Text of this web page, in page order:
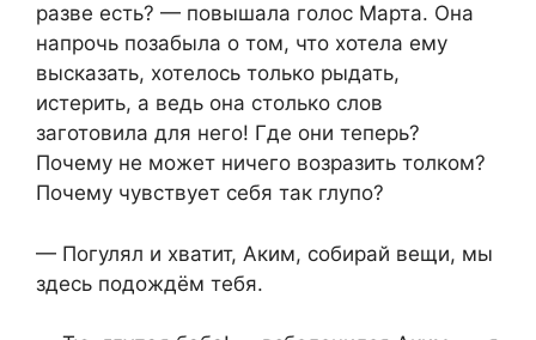
разве есть? — повышала голос Марта. Она
напрочь позабыла о том, что хотела ему
высказать, хотелось только рыдать,
истерить, а ведь она столько слов
заготовила для него! Где они теперь?
Почему не может ничего возразить толком?
Почему чувствует себя так глупо?
— Погулял и хватит, Аким, собирай вещи, мы
здесь подождём тебя.